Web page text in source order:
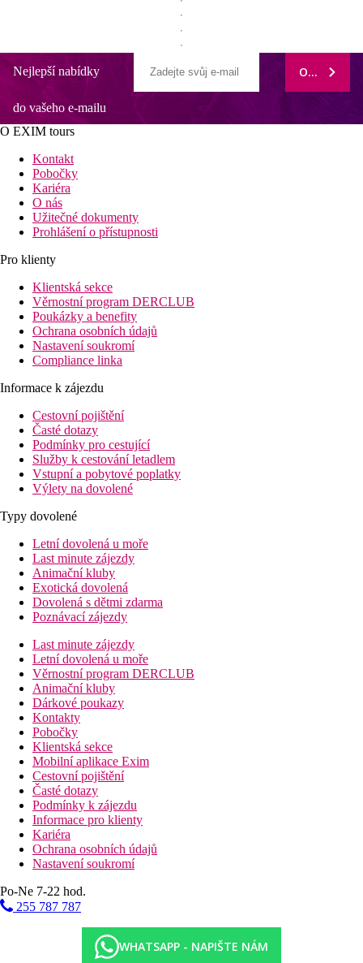
Nejlepší nabídky
do vašeho e-mailu
ODEBÍRAT
O EXIM tours
Kontakt
Pobočky
Kariéra
O nás
Užitečné dokumenty
Prohlášení o přístupnosti
Pro klienty
Klientská sekce
Věrnostní program DERCLUB
Poukázky a benefity
Ochrana osobních údajů
Nastavení soukromí
Compliance linka
Informace k zájezdu
Cestovní pojištění
Časté dotazy
Podmínky pro cestující
Služby k cestování letadlem
Vstupní a pobytové poplatky
Výlety na dovolené
Typy dovolené
Letní dovolená u moře
Last minute zájezdy
Animační kluby
Exotická dovolená
Dovolená s dětmi zdarma
Poznávací zájezdy
Last minute zájezdy
Letní dovolená u moře
Věrnostní program DERCLUB
Animační kluby
Dárkové poukazy
Kontakty
Pobočky
Klientská sekce
Mobilní aplikace Exim
Cestovní pojištění
Časté dotazy
Podmínky k zájezdu
Informace pro klienty
Kariéra
Ochrana osobních údajů
Nastavení soukromí
Po-Ne 7-22 hod.
255 787 787
WHATSAPP - NAPIŠTE NÁM